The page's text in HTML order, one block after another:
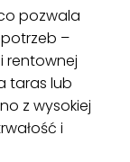
pozwala
–
rentownej
taras lub
z wysokiej
i